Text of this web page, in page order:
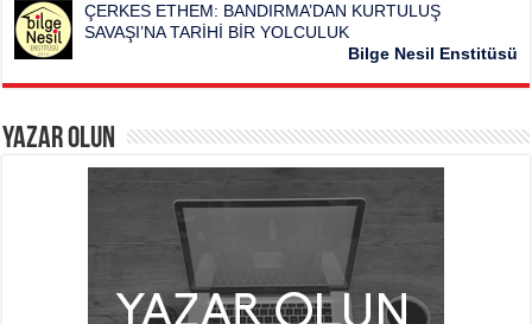
ÇERKES ETHEM: BANDIRMA’DAN KURTULUŞ
SAVAŞI’NA TARİHİ BİR YOLCULUK
Bilge Nesil Enstitüsü
Yazar Olun